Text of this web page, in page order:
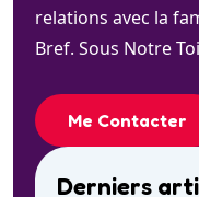
relations avec la
Bref. Sous Notre
Me Contacter
Derniers